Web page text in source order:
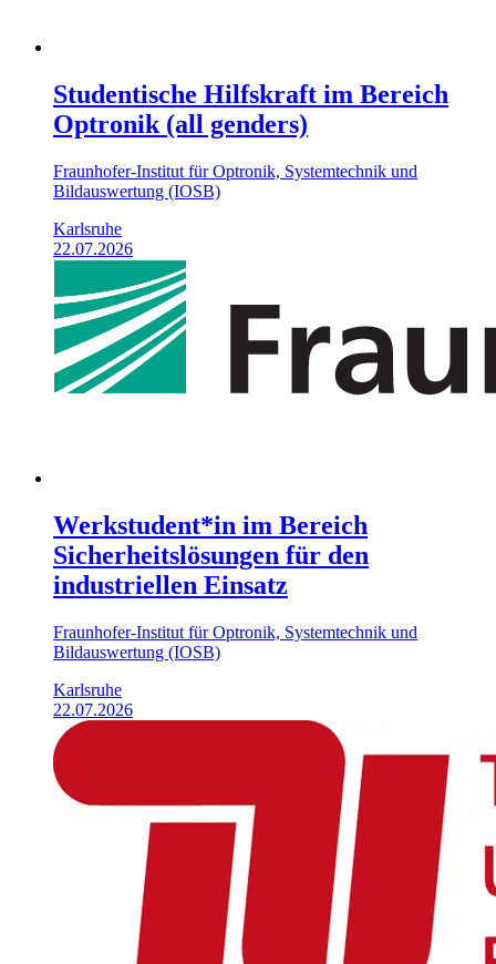
Studentische Hilfskraft im Bereich
Optronik (all genders)
Fraunhofer-Institut für Optronik, Systemtechnik und
Bildauswertung (IOSB)
Karlsruhe
22.07.2026
Werkstudent*in im Bereich
Sicherheitslösungen für den
industriellen Einsatz
Fraunhofer-Institut für Optronik, Systemtechnik und
Bildauswertung (IOSB)
Karlsruhe
22.07.2026